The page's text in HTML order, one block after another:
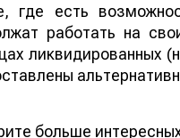
где есть
работать на
ликвидированных
больше